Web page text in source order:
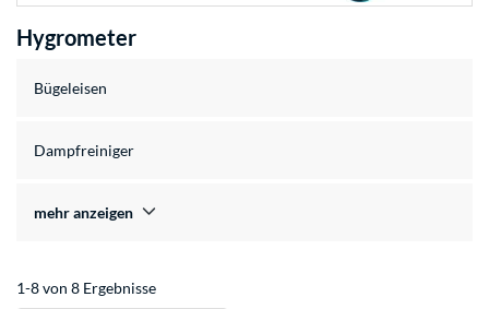
Hygrometer
Bügeleisen
Dampfreiniger
mehr anzeigen
1-8 von 8 Ergebnisse